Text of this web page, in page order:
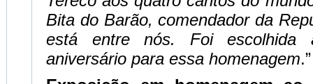
Bita do Barão, comendador da
está entre nós. Foi
aniversário para essa homenagem.”